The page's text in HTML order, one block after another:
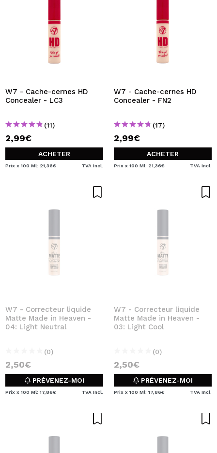
W7 - Cache-cernes HD
Concealer - LC3
(11)
2,99€
ACHETER
Prix x 100 Ml: 21,36€ TVA Incl.
W7 - Cache-cernes HD
Concealer - FN2
(17)
2,99€
ACHETER
Prix x 100 Ml: 21,36€ TVA Incl.
W7 - Correcteur liquide
Matte Made in Heaven -
04: Light Neutral
(0)
2,50€
PRÉVENEZ-MOI
Prix x 100 Ml: 17,86€ TVA Incl.
W7 - Correcteur liquide
Matte Made in Heaven -
03: Light Cool
(0)
2,50€
PRÉVENEZ-MOI
Prix x 100 Ml: 17,86€ TVA Incl.